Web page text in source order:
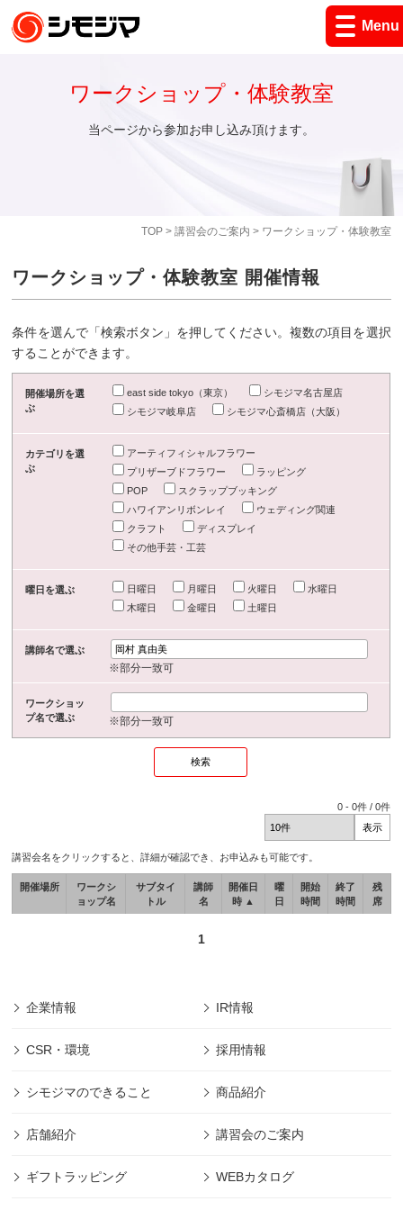
Menu
TOP> 講習会のご案内 > ワークショップ・体験教室
ワークショップ・体験教室
当ページから参加お申し込み頂けます。
ワークショップ・体験教室 開催情報
条件を選んで「検索ボタン」を押してください。複数の項目を選択
することができます。
開催場所を選
ぶ
east side tokyo（東京）
シモジマ名古屋店
シモジマ岐阜店
シモジマ心斎橋店（大阪）
カテゴリを選
ぶ
アーティフィシャルフラワー
プリザーブドフラワー
ラッピング
POP
スクラップブッキング
ハワイアンリボンレイ
ウェディング関連
クラフト
ディスプレイ
その他手芸・工芸
曜日を選ぶ 日曜日 月曜日 火曜日
水曜日
木曜日
金曜日 土曜日
講師名で選ぶ
※部分一致可
ワークショッ
プ名で選ぶ
※部分一致可
0 -0件 /0件
講習会名をクリックすると、詳細が確認でき、お申込みも可能です。
開催場所
ワークシ
ョップ名
サブタイ
トル
講師
名
開催日
時 ▲
曜
日
開始
時間
終了
時間
残
席
1
企業情報 IR情報
CSR・環境 採用情報
シモジマのできること 商品紹介
店舗紹介 講習会のご案内
ギフトラッピング WEBカタログ